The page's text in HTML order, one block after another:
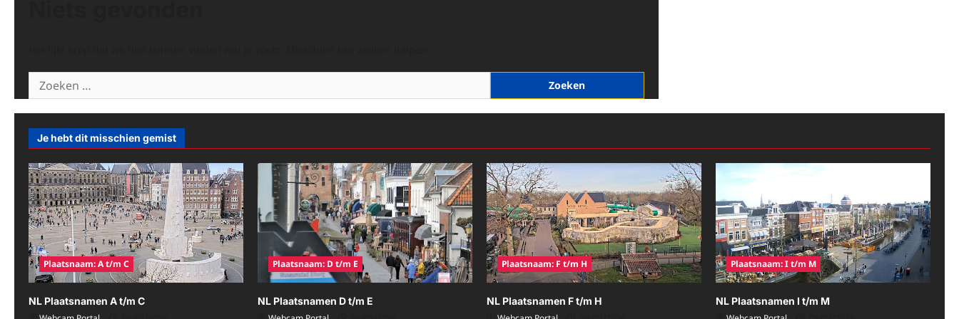
Zoeken
naar:
Je hebt dit misschien gemist
Plaatsnaam: A t/m C
NL Plaatsnamen A t/m C
Plaatsnaam: D t/m E
NL Plaatsnamen D t/m E
Plaatsnaam: F t/m H
NL Plaatsnamen F t/m H
Plaatsnaam: I t/m M
NL Plaatsnamen I t/m M